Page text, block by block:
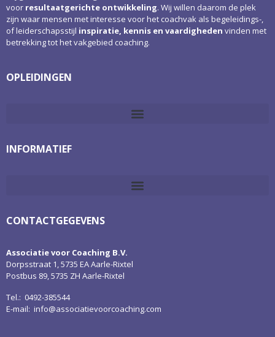
voor resultaatgerichte ontwikkeling. Wij willen daarom de plek
zijn waar mensen met interesse voor het coachvak als begeleidings-,
of leiderschapsstijl inspiratie, kennis en vaardigheden vinden met
betrekking tot het vakgebied coaching.
OPLEIDINGEN
INFORMATIEF
CONTACTGEGEVENS
Associatie voor Coaching B.V.
Dorpsstraat 1, 5735 EA Aarle-Rixtel
Postbus 89, 5735 ZH Aarle-Rixtel
Tel.: 0492-385544
E-mail: info@associatievoorcoaching.com